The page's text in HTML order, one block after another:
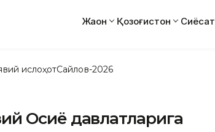
Жаҳон Қозоғистон Сиёсат
ислоҳотСайлов-2026
Осиё давлатларига